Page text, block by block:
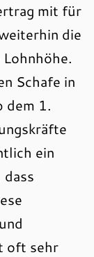
mit für
die
Schafe in
dem 1.
ein
oft sehr